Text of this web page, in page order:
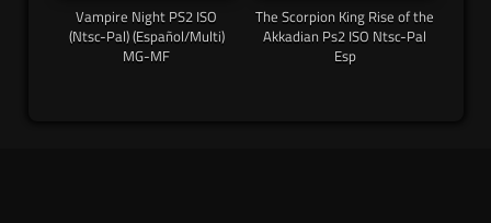
Vampire Night PS2 ISO
(Ntsc-Pal) (Español/Multi)
MG-MF
The Scorpion King Rise of the
Akkadian Ps2 ISO Ntsc-Pal
Esp